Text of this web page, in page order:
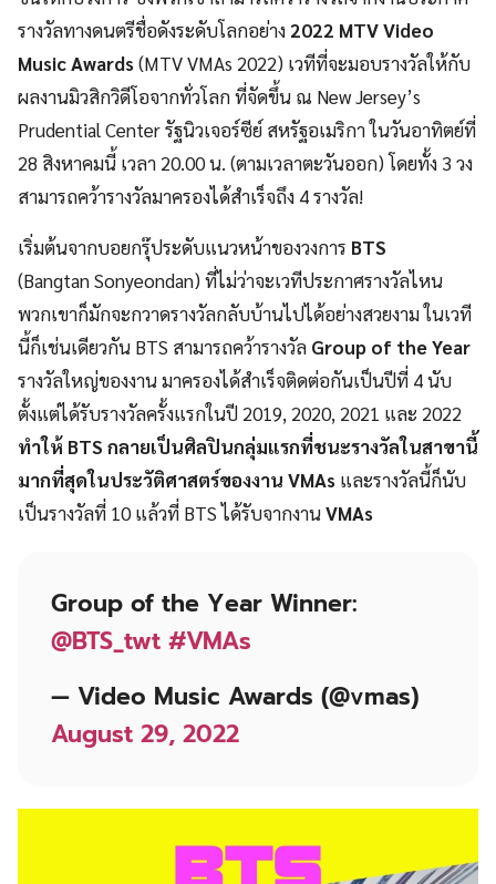
รางวัลทางดนตรีชื่อดังระดับโลกอย่าง 2022 MTV Video
Music Awards(MTV VMAs 2022) เวทีที่จะมอบรางวัลให้กับ
ผลงานมิวสิกวิดีโอจากทั่วโลก ที่จัดขึ้น ณ New Jersey’s
Prudential Center รัฐนิวเจอร์ซีย์ สหรัฐอเมริกา ในวันอาทิตย์ที่
28 สิงหาคมนี้ เวลา 20.00 น. (ตามเวลาตะวันออก) โดยทั้ง 3 วง
สามารถคว้ารางวัลมาครองได้สำเร็จถึง 4 รางวัล!
เริ่มต้นจากบอยกรุ๊ประดับแนวหน้าของวงการ BTS
(Bangtan Sonyeondan) ที่ไม่ว่าจะเวทีประกาศรางวัลไหน
พวกเขาก็มักจะกวาดรางวัลกลับบ้านไปได้อย่างสวยงาม ในเวที
นี้ก็เช่นเดียวกัน BTS สามารถคว้ารางวัล Group of the Year
รางวัลใหญ่ของงาน มาครองได้สำเร็จติดต่อกันเป็นปีที่ 4 นับ
ตั้งแต่ได้รับรางวัลครั้งแรกในปี 2019, 2020, 2021 และ 2022
ทำให้ BTS กลายเป็นศิลปินกลุ่มแรกที่ชนะรางวัลในสาขานี้
มากที่สุดในประวัติศาสตร์ของงาน VMAs และรางวัลนี้ก็นับ
เป็นรางวัลที่ 10 แล้วที่ BTS ได้รับจากงานVMAs
Group of the Year Winner:
@BTS_twt #VMAs
— Video Music Awards (@vmas)
August 29, 2022